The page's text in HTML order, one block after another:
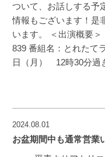
ついて、お話しする予
情報もございます！是
います。 ＜出演概要
839 番組名：とれたて
日（月） 12時30分過
2024.08.01
お盆期間中も通常営業